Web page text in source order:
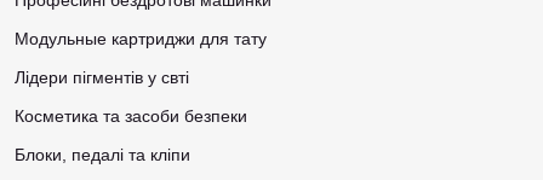
Модульные картриджи для тату
Лідери пігментів у свті
Косметика та засоби безпеки
Блоки, педалі та кліпи